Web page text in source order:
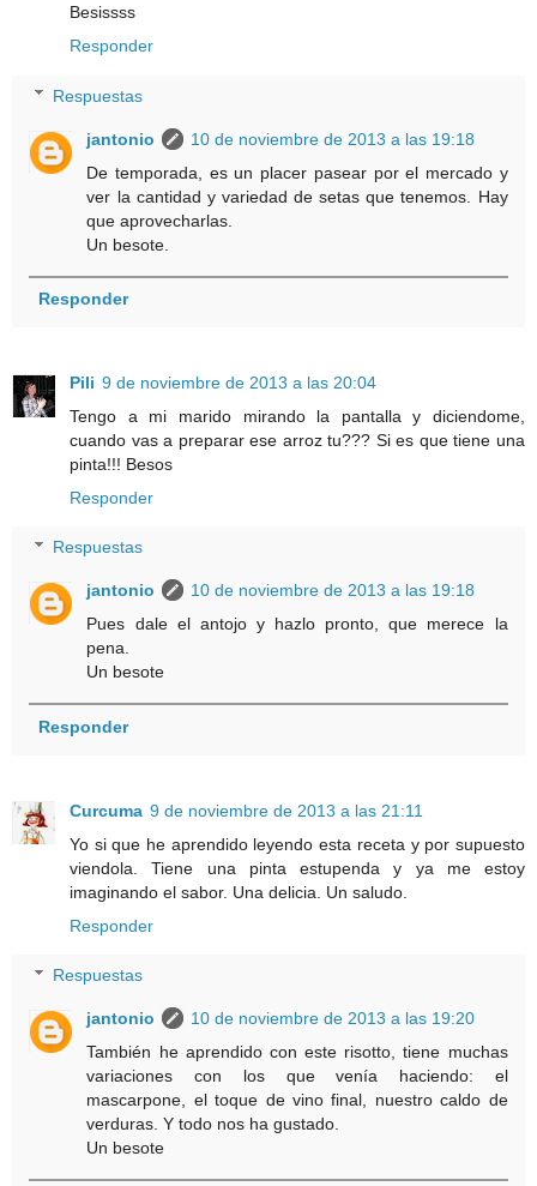
Besissss
Responder
Respuestas
jantonio
10 de noviembre de 2013 a las 19:18
De temporada, es un placer pasear por el mercado y
ver la cantidad y variedad de setas que tenemos. Hay
que aprovecharlas.
Un besote.
Responder
Pili 9 de noviembre de 2013 a las 20:04
Tengo a mi marido mirando la pantalla y diciendome,
cuando vas a preparar ese arroz tu??? Si es que tiene una
pinta!!! Besos
Responder
Respuestas
jantonio
10 de noviembre de 2013 a las 19:18
Pues dale el antojo y hazlo pronto, que merece la
pena.
Un besote
Responder
Curcuma 9 de noviembre de 2013 a las 21:11
Yo si que he aprendido leyendo esta receta y por supuesto
viendola. Tiene una pinta estupenda y ya me estoy
imaginando el sabor. Una delicia. Un saludo.
Responder
Respuestas
jantonio
10 de noviembre de 2013 a las 19:20
También he aprendido con este risotto, tiene muchas
variaciones con los que venía haciendo: el
mascarpone, el toque de vino final, nuestro caldo de
verduras. Y todo nos ha gustado.
Un besote